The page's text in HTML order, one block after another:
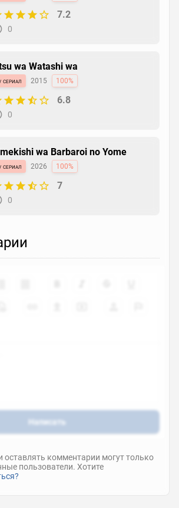
7.2
0
wa Watashi wa
сериал 2015 100%
6.8
0
wa Barbaroi no Yome
сериал 2026 100%
7
0
Написать
оставлять комментарии могут только
пользователи. Хотите